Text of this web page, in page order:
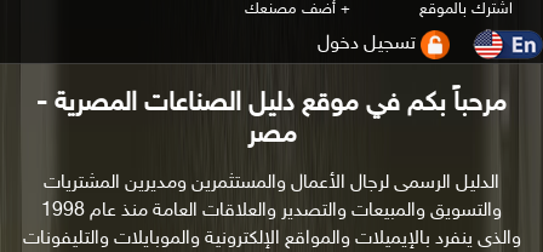
اشترك بالموقع
+ أضف مصنعك
تسجيل دخول
مرحباً بكم في موقع دليل الصناعات المصرية -
مصر
الدليل الرسمى لرجال الأعمال والمستثمرين ومديرين المشتريات
والتسويق والمبيعات والتصدير والعلاقات العامة منذ عام 1998
والذى ينفرد بالإيميلات والمواقع الإلكترونية والموبايلات والتليفونات